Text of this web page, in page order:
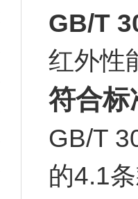
GB/T
红外性
符合标
GB/T
的4.1